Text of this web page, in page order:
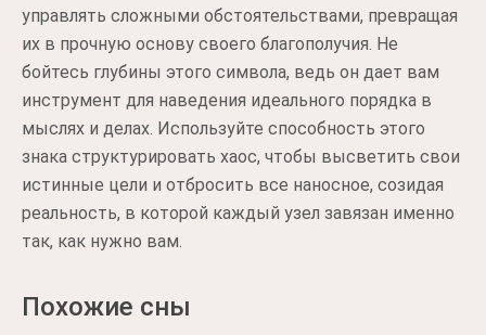
управлять сложными обстоятельствами, превращая
их в прочную основу своего благополучия. Не
бойтесь глубины этого символа, ведь он дает вам
инструмент для наведения идеального порядка в
мыслях и делах. Используйте способность этого
знака структурировать хаос, чтобы высветить свои
истинные цели и отбросить все наносное, созидая
реальность, в которой каждый узел завязан именно
так, как нужно вам.
Похожие сны